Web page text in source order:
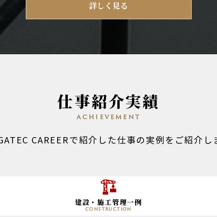
詳しく見る
仕事紹介実績
achievement
CAREERで紹介した仕事の実例をご紹介し
建設・施工管理一例
construction